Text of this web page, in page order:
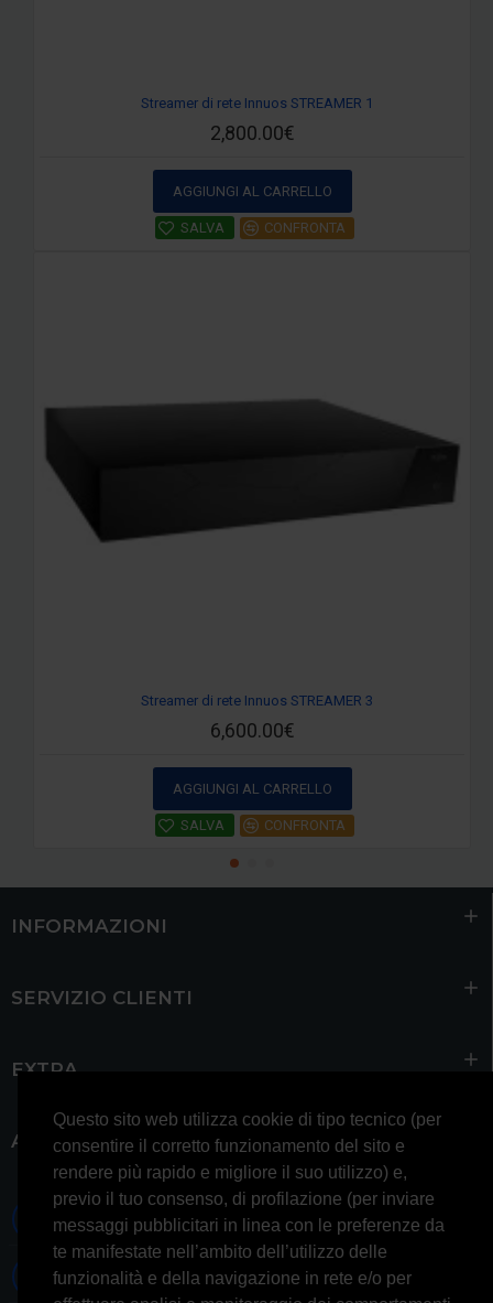
Questo sito web utilizza cookie di tipo tecnico (per
consentire il corretto funzionamento del sito e
rendere più rapido e migliore il suo utilizzo) e,
previo il tuo consenso, di profilazione (per inviare
messaggi pubblicitari in linea con le preferenze da
te manifestate nell’ambito dell’utilizzo delle
funzionalità e della navigazione in rete e/o per
Streamer di rete Innuos STREAMER 1
2,800.00€
AGGIUNGI AL CARRELLO
SALVA CONFRONTA
Streamer di rete Innuos STREAMER 3
6,600.00€
AGGIUNGI AL CARRELLO
SALVA CONFRONTA
INFORMAZIONI
SERVIZIO CLIENTI
EXTRA
ACCOUNT
0697245677 0697245678
Whatsapp 3314433674